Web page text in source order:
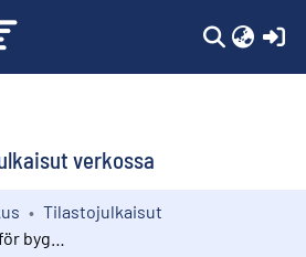
verkossa
Tilastojulkaisut